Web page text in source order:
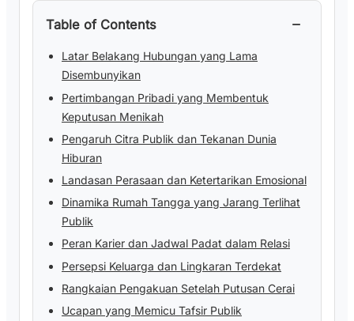
Table of Contents −
Latar Belakang Hubungan yang Lama
Disembunyikan
Pertimbangan Pribadi yang Membentuk
Keputusan Menikah
Pengaruh Citra Publik dan Tekanan Dunia
Hiburan
Landasan Perasaan dan Ketertarikan Emosional
Dinamika Rumah Tangga yang Jarang Terlihat
Publik
Peran Karier dan Jadwal Padat dalam Relasi
Persepsi Keluarga dan Lingkaran Terdekat
Rangkaian Pengakuan Setelah Putusan Cerai
Ucapan yang Memicu Tafsir Publik